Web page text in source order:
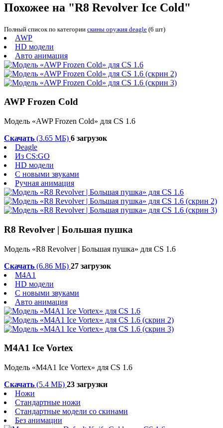
Похожее на "R8 Revolver Ice Cold"
Полный список по категории скины оружия deagle (6 шт)
AWP
HD модели
Авто анимация
AWP Frozen Cold
Модель «AWP Frozen Cold» для CS 1.6
Скачать (3.65 МБ) 6 загрузок
Deagle
Из CS:GO
HD модели
С новыми звуками
Ручная анимация
R8 Revolver | Большая пушка
Модель «R8 Revolver | Большая пушка» для CS 1.6
Скачать (6.86 МБ) 27 загрузок
M4A1
HD модели
С новыми звуками
Авто анимация
M4A1 Ice Vortex
Модель «M4A1 Ice Vortex» для CS 1.6
Скачать (5.4 МБ) 23 загрузки
Ножи
Стандартные ножи
Стандартные модели со скинами
Без анимации